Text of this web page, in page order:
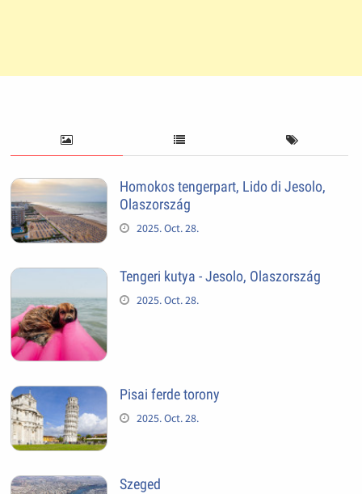
Homokos tengerpart, Lido di Jesolo,
Olaszország
2025. Oct. 28.
Tengeri kutya - Jesolo, Olaszország
2025. Oct. 28.
Pisai ferde torony
2025. Oct. 28.
Szeged